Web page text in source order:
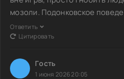
мозоли. Подонковское
Ответить
Цитировать
Гoсть
1 июня 2026 20:05